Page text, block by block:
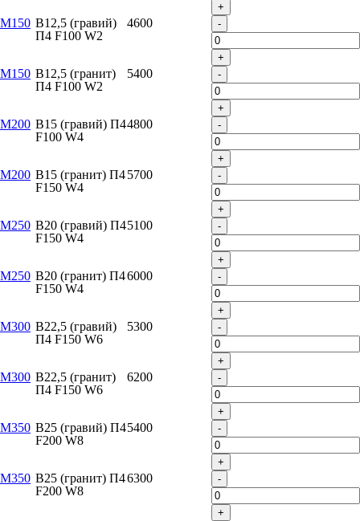
+
М150 B12,5 (гравий)
П4 F100 W2
4600 -
+
М150 B12,5 (гранит)
П4 F100 W2
5400 -
+
М200 B15 (гравий) П4
F100 W4
4800 -
+
М200 B15 (гранит) П4
F150 W4
5700 -
+
М250 B20 (гравий) П4
F150 W4
5100 -
+
М250 B20 (гранит) П4
F150 W4
6000 -
+
М300 B22,5 (гравий)
П4 F150 W6
5300 -
+
М300 B22,5 (гранит)
П4 F150 W6
6200 -
+
М350 B25 (гравий) П4
F200 W8
5400 -
+
М350 B25 (гранит) П4
F200 W8
6300 -
+